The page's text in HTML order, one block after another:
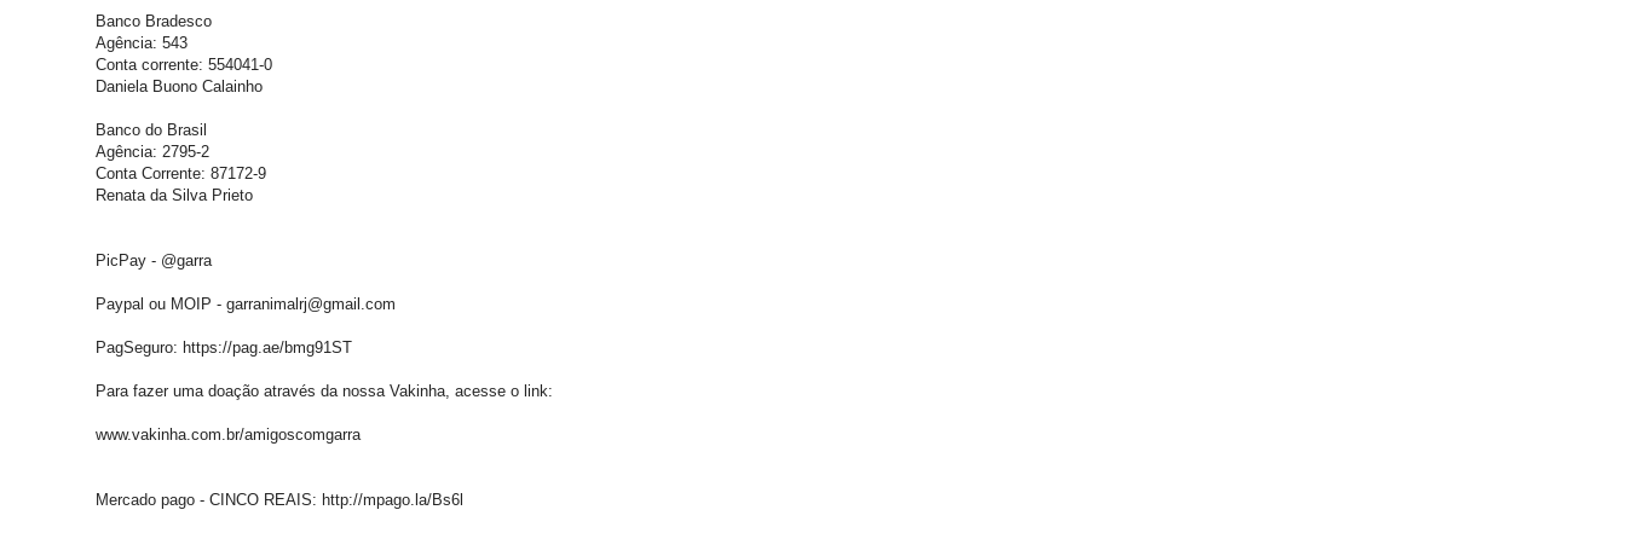
Banco Bradesco
Agência: 543
Conta corrente: 554041-0
Daniela Buono Calainho
Banco do Brasil
Agência: 2795-2
Conta Corrente: 87172-9
Renata da Silva Prieto
PicPay - @garra
Paypal ou MOIP - garranimalrj@gmail.com
PagSeguro: https://pag.ae/bmg91ST
Para fazer uma doação através da nossa Vakinha, acesse o link:
www.vakinha.com.br/amigoscomgarra
Mercado pago - CINCO REAIS: http://mpago.la/Bs6l